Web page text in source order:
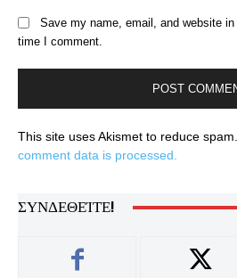
Save my name, email, and website
time I comment.
This site uses Akismet to reduce spam.
comment data is processed.
ΣΥΝΔΕΘΕΊΤΕ!